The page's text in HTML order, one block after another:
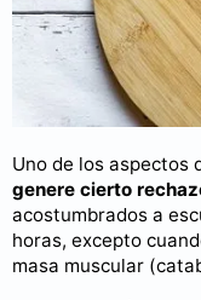
Uno de los aspectos
genere cierto
acostumbrados a
horas, excepto
masa muscular